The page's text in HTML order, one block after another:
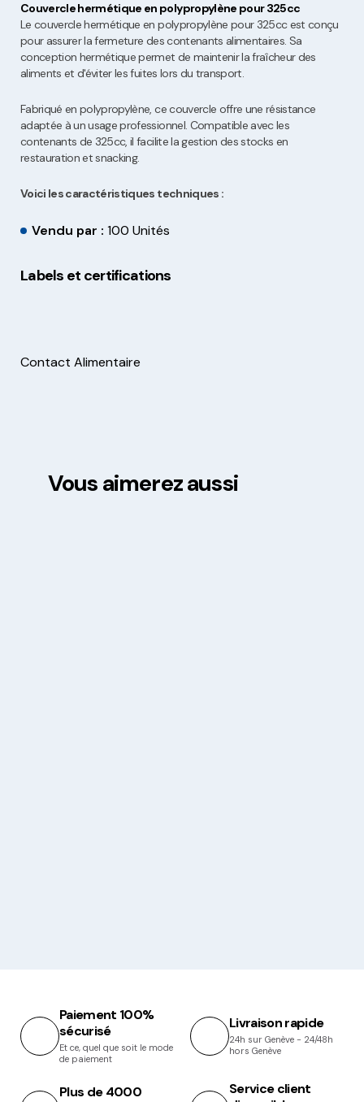
Couvercle hermétique en polypropylène pour 325cc
Le couvercle hermétique en polypropylène pour 325cc est conçu
pour assurer la fermeture des contenants alimentaires. Sa
conception hermétique permet de maintenir la fraîcheur des
aliments et d'éviter les fuites lors du transport.
Fabriqué en polypropylène, ce couvercle offre une résistance
adaptée à un usage professionnel. Compatible avec les
contenants de 325cc, il facilite la gestion des stocks en
restauration et snacking.
Voici les caractéristiques techniques :
Vendu par : 100 Unités
Labels et certifications
Contact Alimentaire
Vous aimerez aussi
Paiement 100%
sécurisé
Et ce, quel que soit le mode
de paiement
Livraison rapide
24h sur Genève - 24/48h
hors Genève
Plus de 4000
Service client